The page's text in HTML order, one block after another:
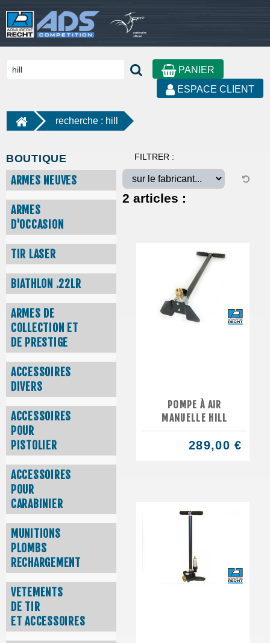
PANIER
ESPACE CLIENT
recherche : hill
BOUTIQUE
ARMES NEUVES
ARMES
D'OCCASION
TIR LASER
BIATHLON .22LR
ARMES DE
COLLECTION ET
DE PRESTIGE
ACCESSOIRES
DIVERS
ACCESSOIRES
POUR
PISTOLIER
ACCESSOIRES
POUR
CARABINIER
MUNITIONS
PLOMBS
RECHARGEMENT
VETEMENTS
DE TIR
ET ACCESSOIRES
FILTRER :
2 articles :
POMPE À AIR
MANUELLE HILL
289,00 €